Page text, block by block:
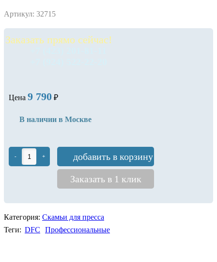
Артикул: 32715
Заказать прямо сейчас!
Цена 9 790 ₽
В наличии в Москве
- + добавить в корзину
Заказать в 1 клик
Категория: Скамьи для пресса
Теги: DFC Профессиональные